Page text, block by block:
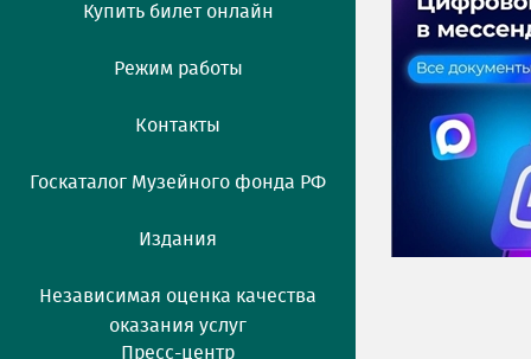
Купить билет онлайн
Режим работы
Контакты
Госкаталог Музейного фонда РФ
Издания
Независимая оценка качества
оказания услуг
Пресс-центр